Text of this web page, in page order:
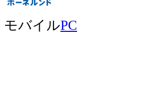
モバイルPC